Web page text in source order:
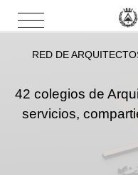
RED DE
42 colegios de
servicios,